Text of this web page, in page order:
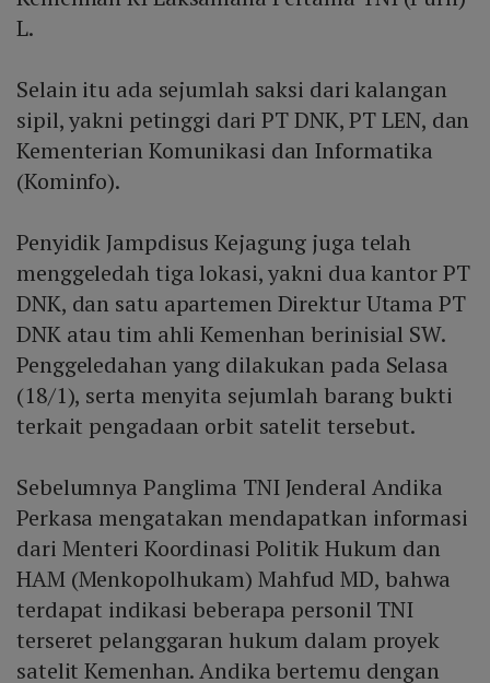
L.
Selain itu ada sejumlah saksi dari kalangan
sipil, yakni petinggi dari PT DNK, PT LEN, dan
Kementerian Komunikasi dan Informatika
(Kominfo).
Penyidik Jampdisus Kejagung juga telah
menggeledah tiga lokasi, yakni dua kantor PT
DNK, dan satu apartemen Direktur Utama PT
DNK atau tim ahli Kemenhan berinisial SW.
Penggeledahan yang dilakukan pada Selasa
(18/1), serta menyita sejumlah barang bukti
terkait pengadaan orbit satelit tersebut.
Sebelumnya Panglima TNI Jenderal Andika
Perkasa mengatakan mendapatkan informasi
dari Menteri Koordinasi Politik Hukum dan
HAM (Menkopolhukam) Mahfud MD, bahwa
terdapat indikasi beberapa personil TNI
terseret pelanggaran hukum dalam proyek
satelit Kemenhan. Andika bertemu dengan